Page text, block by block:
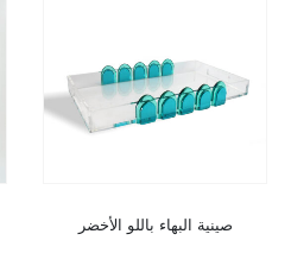
صينية البهاء باللو الأخضر